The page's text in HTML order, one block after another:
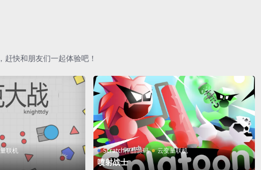
快和朋友们一起体验吧！
联机 Scratch作品源码 云变量联机
喷射战士